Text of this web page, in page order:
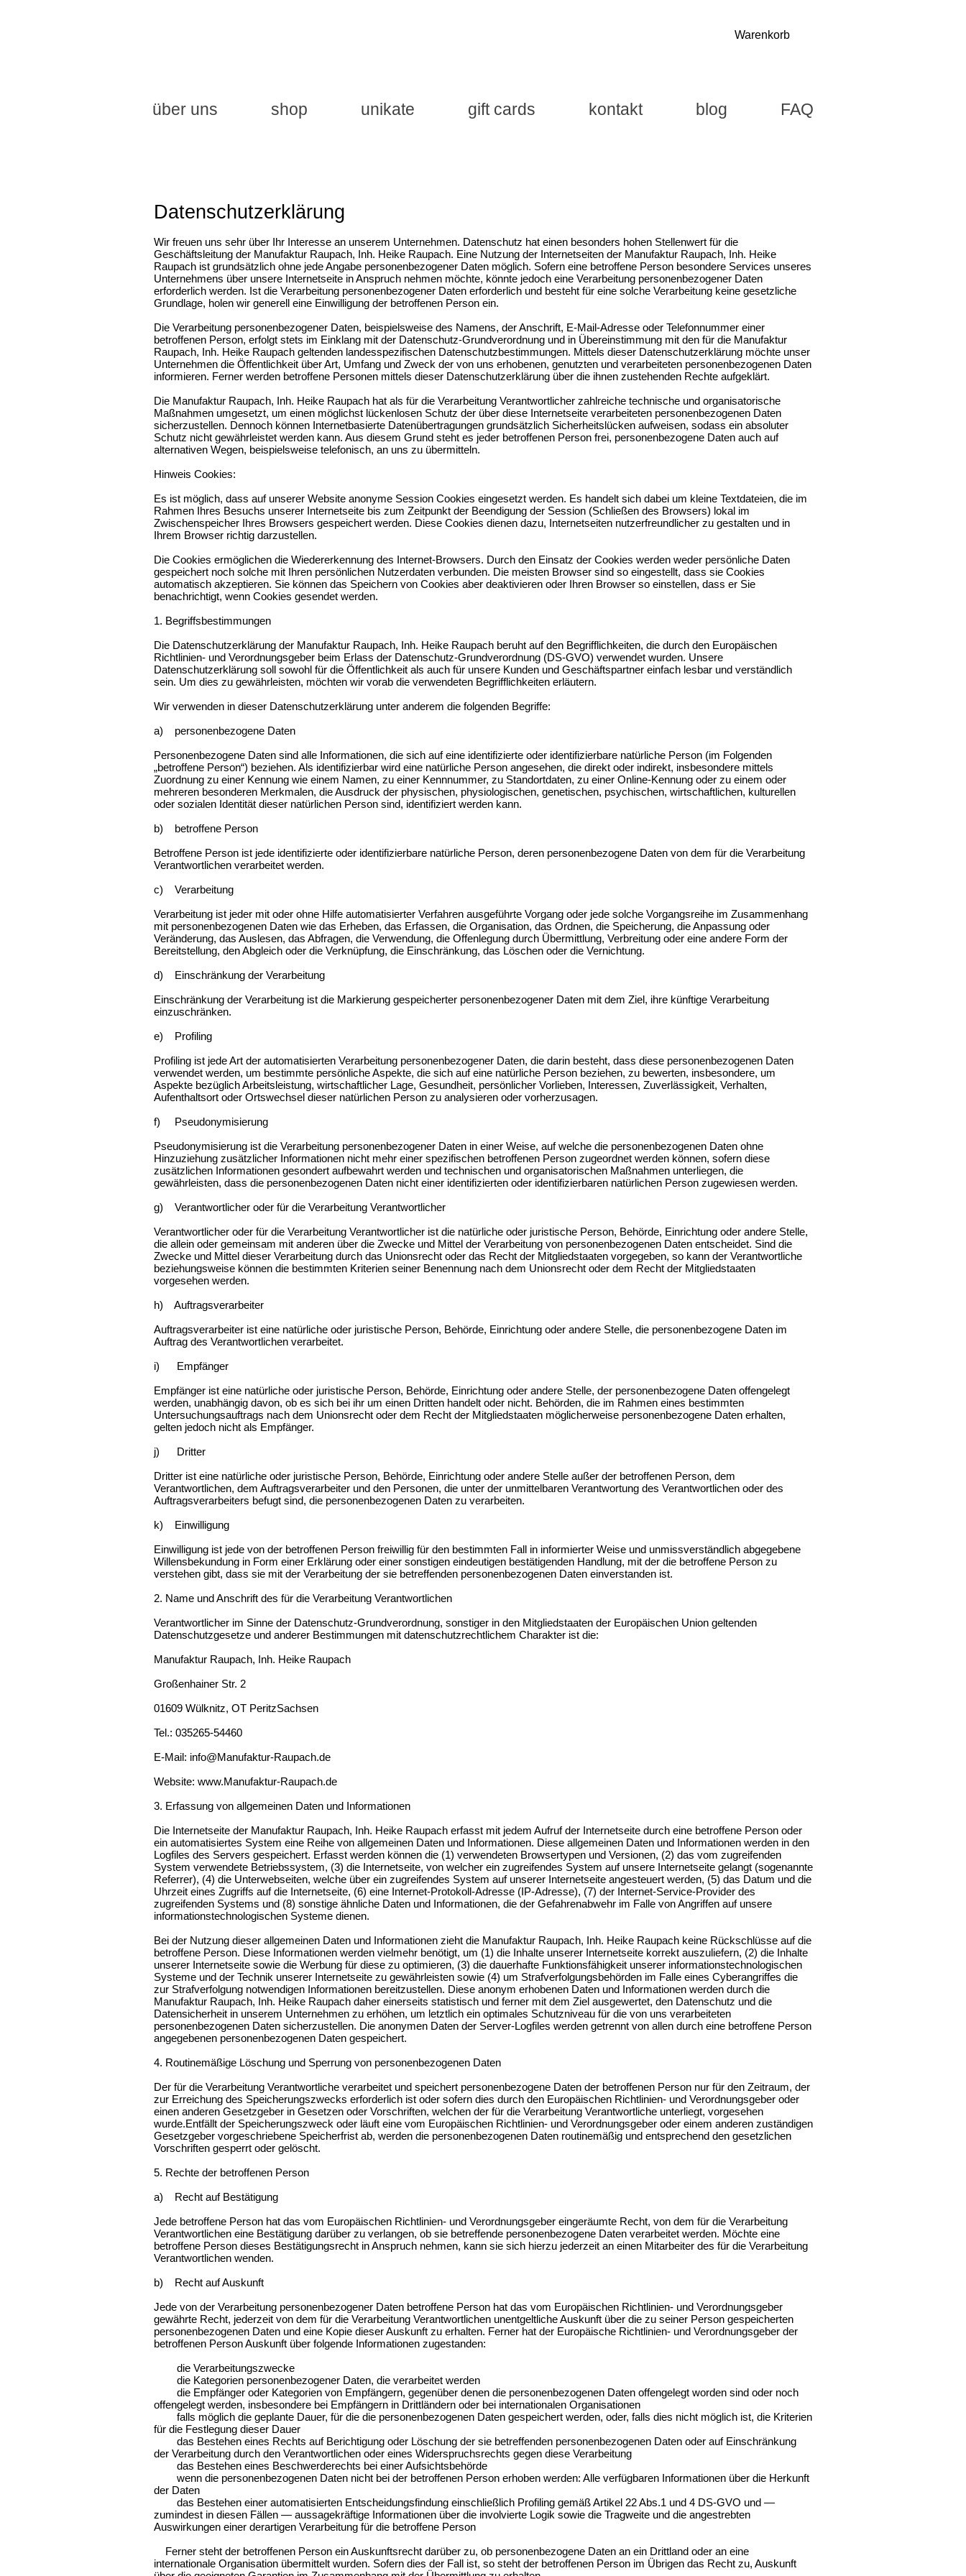
Warenkorb
über uns shop unikate gift cards kontakt blog FAQ
Datenschutzerklärung
Wir freuen uns sehr über Ihr Interesse an unserem Unternehmen. Datenschutz hat einen besonders hohen Stellenwert für die
Geschäftsleitung der Manufaktur Raupach, Inh. Heike Raupach. Eine Nutzung der Internetseiten der Manufaktur Raupach, Inh. Heike
Raupach ist grundsätzlich ohne jede Angabe personenbezogener Daten möglich. Sofern eine betroffene Person besondere Services unseres
Unternehmens über unsere Internetseite in Anspruch nehmen möchte, könnte jedoch eine Verarbeitung personenbezogener Daten
erforderlich werden. Ist die Verarbeitung personenbezogener Daten erforderlich und besteht für eine solche Verarbeitung keine gesetzliche
Grundlage, holen wir generell eine Einwilligung der betroffenen Person ein.
Die Verarbeitung personenbezogener Daten, beispielsweise des Namens, der Anschrift, E-Mail-Adresse oder Telefonnummer einer
betroffenen Person, erfolgt stets im Einklang mit der Datenschutz-Grundverordnung und in Übereinstimmung mit den für die Manufaktur
Raupach, Inh. Heike Raupach geltenden landesspezifischen Datenschutzbestimmungen. Mittels dieser Datenschutzerklärung möchte unser
Unternehmen die Öffentlichkeit über Art, Umfang und Zweck der von uns erhobenen, genutzten und verarbeiteten personenbezogenen Daten
informieren. Ferner werden betroffene Personen mittels dieser Datenschutzerklärung über die ihnen zustehenden Rechte aufgeklärt.
Die Manufaktur Raupach, Inh. Heike Raupach hat als für die Verarbeitung Verantwortlicher zahlreiche technische und organisatorische
Maßnahmen umgesetzt, um einen möglichst lückenlosen Schutz der über diese Internetseite verarbeiteten personenbezogenen Daten
sicherzustellen. Dennoch können Internetbasierte Datenübertragungen grundsätzlich Sicherheitslücken aufweisen, sodass ein absoluter
Schutz nicht gewährleistet werden kann. Aus diesem Grund steht es jeder betroffenen Person frei, personenbezogene Daten auch auf
alternativen Wegen, beispielsweise telefonisch, an uns zu übermitteln.
Hinweis Cookies:
Es ist möglich, dass auf unserer Website anonyme Session Cookies eingesetzt werden. Es handelt sich dabei um kleine Textdateien, die im
Rahmen Ihres Besuchs unserer Internetseite bis zum Zeitpunkt der Beendigung der Session (Schließen des Browsers) lokal im
Zwischenspeicher Ihres Browsers gespeichert werden. Diese Cookies dienen dazu, Internetseiten nutzerfreundlicher zu gestalten und in
Ihrem Browser richtig darzustellen.
Die Cookies ermöglichen die Wiedererkennung des Internet-Browsers. Durch den Einsatz der Cookies werden weder persönliche Daten
gespeichert noch solche mit Ihren persönlichen Nutzerdaten verbunden. Die meisten Browser sind so eingestellt, dass sie Cookies
automatisch akzeptieren. Sie können das Speichern von Cookies aber deaktivieren oder Ihren Browser so einstellen, dass er Sie
benachrichtigt, wenn Cookies gesendet werden.
1. Begriffsbestimmungen
Die Datenschutzerklärung der Manufaktur Raupach, Inh. Heike Raupach beruht auf den Begrifflichkeiten, die durch den Europäischen
Richtlinien- und Verordnungsgeber beim Erlass der Datenschutz-Grundverordnung (DS-GVO) verwendet wurden. Unsere
Datenschutzerklärung soll sowohl für die Öffentlichkeit als auch für unsere Kunden und Geschäftspartner einfach lesbar und verständlich
sein. Um dies zu gewährleisten, möchten wir vorab die verwendeten Begrifflichkeiten erläutern.
Wir verwenden in dieser Datenschutzerklärung unter anderem die folgenden Begriffe:
a) personenbezogene Daten
Personenbezogene Daten sind alle Informationen, die sich auf eine identifizierte oder identifizierbare natürliche Person (im Folgenden
„betroffene Person“) beziehen. Als identifizierbar wird eine natürliche Person angesehen, die direkt oder indirekt, insbesondere mittels
Zuordnung zu einer Kennung wie einem Namen, zu einer Kennnummer, zu Standortdaten, zu einer Online-Kennung oder zu einem oder
mehreren besonderen Merkmalen, die Ausdruck der physischen, physiologischen, genetischen, psychischen, wirtschaftlichen, kulturellen
oder sozialen Identität dieser natürlichen Person sind, identifiziert werden kann.
b) betroffene Person
Betroffene Person ist jede identifizierte oder identifizierbare natürliche Person, deren personenbezogene Daten von dem für die Verarbeitung
Verantwortlichen verarbeitet werden.
c) Verarbeitung
Verarbeitung ist jeder mit oder ohne Hilfe automatisierter Verfahren ausgeführte Vorgang oder jede solche Vorgangsreihe im Zusammenhang
mit personenbezogenen Daten wie das Erheben, das Erfassen, die Organisation, das Ordnen, die Speicherung, die Anpassung oder
Veränderung, das Auslesen, das Abfragen, die Verwendung, die Offenlegung durch Übermittlung, Verbreitung oder eine andere Form der
Bereitstellung, den Abgleich oder die Verknüpfung, die Einschränkung, das Löschen oder die Vernichtung.
d) Einschränkung der Verarbeitung
Einschränkung der Verarbeitung ist die Markierung gespeicherter personenbezogener Daten mit dem Ziel, ihre künftige Verarbeitung
einzuschränken.
e) Profiling
Profiling ist jede Art der automatisierten Verarbeitung personenbezogener Daten, die darin besteht, dass diese personenbezogenen Daten
verwendet werden, um bestimmte persönliche Aspekte, die sich auf eine natürliche Person beziehen, zu bewerten, insbesondere, um
Aspekte bezüglich Arbeitsleistung, wirtschaftlicher Lage, Gesundheit, persönlicher Vorlieben, Interessen, Zuverlässigkeit, Verhalten,
Aufenthaltsort oder Ortswechsel dieser natürlichen Person zu analysieren oder vorherzusagen.
f) Pseudonymisierung
Pseudonymisierung ist die Verarbeitung personenbezogener Daten in einer Weise, auf welche die personenbezogenen Daten ohne
Hinzuziehung zusätzlicher Informationen nicht mehr einer spezifischen betroffenen Person zugeordnet werden können, sofern diese
zusätzlichen Informationen gesondert aufbewahrt werden und technischen und organisatorischen Maßnahmen unterliegen, die
gewährleisten, dass die personenbezogenen Daten nicht einer identifizierten oder identifizierbaren natürlichen Person zugewiesen werden.
g) Verantwortlicher oder für die Verarbeitung Verantwortlicher
Verantwortlicher oder für die Verarbeitung Verantwortlicher ist die natürliche oder juristische Person, Behörde, Einrichtung oder andere Stelle,
die allein oder gemeinsam mit anderen über die Zwecke und Mittel der Verarbeitung von personenbezogenen Daten entscheidet. Sind die
Zwecke und Mittel dieser Verarbeitung durch das Unionsrecht oder das Recht der Mitgliedstaaten vorgegeben, so kann der Verantwortliche
beziehungsweise können die bestimmten Kriterien seiner Benennung nach dem Unionsrecht oder dem Recht der Mitgliedstaaten
vorgesehen werden.
h) Auftragsverarbeiter
Auftragsverarbeiter ist eine natürliche oder juristische Person, Behörde, Einrichtung oder andere Stelle, die personenbezogene Daten im
Auftrag des Verantwortlichen verarbeitet.
i) Empfänger
Empfänger ist eine natürliche oder juristische Person, Behörde, Einrichtung oder andere Stelle, der personenbezogene Daten offengelegt
werden, unabhängig davon, ob es sich bei ihr um einen Dritten handelt oder nicht. Behörden, die im Rahmen eines bestimmten
Untersuchungsauftrags nach dem Unionsrecht oder dem Recht der Mitgliedstaaten möglicherweise personenbezogene Daten erhalten,
gelten jedoch nicht als Empfänger.
j) Dritter
Dritter ist eine natürliche oder juristische Person, Behörde, Einrichtung oder andere Stelle außer der betroffenen Person, dem
Verantwortlichen, dem Auftragsverarbeiter und den Personen, die unter der unmittelbaren Verantwortung des Verantwortlichen oder des
Auftragsverarbeiters befugt sind, die personenbezogenen Daten zu verarbeiten.
k) Einwilligung
Einwilligung ist jede von der betroffenen Person freiwillig für den bestimmten Fall in informierter Weise und unmissverständlich abgegebene
Willensbekundung in Form einer Erklärung oder einer sonstigen eindeutigen bestätigenden Handlung, mit der die betroffene Person zu
verstehen gibt, dass sie mit der Verarbeitung der sie betreffenden personenbezogenen Daten einverstanden ist.
2. Name und Anschrift des für die Verarbeitung Verantwortlichen
Verantwortlicher im Sinne der Datenschutz-Grundverordnung, sonstiger in den Mitgliedstaaten der Europäischen Union geltenden
Datenschutzgesetze und anderer Bestimmungen mit datenschutzrechtlichem Charakter ist die:
Manufaktur Raupach, Inh. Heike Raupach
Großenhainer Str. 2
01609 Wülknitz, OT PeritzSachsen
Tel.: 035265-54460
E-Mail: info@Manufaktur-Raupach.de
Website: www.Manufaktur-Raupach.de
3. Erfassung von allgemeinen Daten und Informationen
Die Internetseite der Manufaktur Raupach, Inh. Heike Raupach erfasst mit jedem Aufruf der Internetseite durch eine betroffene Person oder
ein automatisiertes System eine Reihe von allgemeinen Daten und Informationen. Diese allgemeinen Daten und Informationen werden in den
Logfiles des Servers gespeichert. Erfasst werden können die (1) verwendeten Browsertypen und Versionen, (2) das vom zugreifenden
System verwendete Betriebssystem, (3) die Internetseite, von welcher ein zugreifendes System auf unsere Internetseite gelangt (sogenannte
Referrer), (4) die Unterwebseiten, welche über ein zugreifendes System auf unserer Internetseite angesteuert werden, (5) das Datum und die
Uhrzeit eines Zugriffs auf die Internetseite, (6) eine Internet-Protokoll-Adresse (IP-Adresse), (7) der Internet-Service-Provider des
zugreifenden Systems und (8) sonstige ähnliche Daten und Informationen, die der Gefahrenabwehr im Falle von Angriffen auf unsere
informationstechnologischen Systeme dienen.
Bei der Nutzung dieser allgemeinen Daten und Informationen zieht die Manufaktur Raupach, Inh. Heike Raupach keine Rückschlüsse auf die
betroffene Person. Diese Informationen werden vielmehr benötigt, um (1) die Inhalte unserer Internetseite korrekt auszuliefern, (2) die Inhalte
unserer Internetseite sowie die Werbung für diese zu optimieren, (3) die dauerhafte Funktionsfähigkeit unserer informationstechnologischen
Systeme und der Technik unserer Internetseite zu gewährleisten sowie (4) um Strafverfolgungsbehörden im Falle eines Cyberangriffes die
zur Strafverfolgung notwendigen Informationen bereitzustellen. Diese anonym erhobenen Daten und Informationen werden durch die
Manufaktur Raupach, Inh. Heike Raupach daher einerseits statistisch und ferner mit dem Ziel ausgewertet, den Datenschutz und die
Datensicherheit in unserem Unternehmen zu erhöhen, um letztlich ein optimales Schutzniveau für die von uns verarbeiteten
personenbezogenen Daten sicherzustellen. Die anonymen Daten der Server-Logfiles werden getrennt von allen durch eine betroffene Person
angegebenen personenbezogenen Daten gespeichert.
4. Routinemäßige Löschung und Sperrung von personenbezogenen Daten
Der für die Verarbeitung Verantwortliche verarbeitet und speichert personenbezogene Daten der betroffenen Person nur für den Zeitraum, der
zur Erreichung des Speicherungszwecks erforderlich ist oder sofern dies durch den Europäischen Richtlinien- und Verordnungsgeber oder
einen anderen Gesetzgeber in Gesetzen oder Vorschriften, welchen der für die Verarbeitung Verantwortliche unterliegt, vorgesehen
wurde.Entfällt der Speicherungszweck oder läuft eine vom Europäischen Richtlinien- und Verordnungsgeber oder einem anderen zuständigen
Gesetzgeber vorgeschriebene Speicherfrist ab, werden die personenbezogenen Daten routinemäßig und entsprechend den gesetzlichen
Vorschriften gesperrt oder gelöscht.
5. Rechte der betroffenen Person
a) Recht auf Bestätigung
Jede betroffene Person hat das vom Europäischen Richtlinien- und Verordnungsgeber eingeräumte Recht, von dem für die Verarbeitung
Verantwortlichen eine Bestätigung darüber zu verlangen, ob sie betreffende personenbezogene Daten verarbeitet werden. Möchte eine
betroffene Person dieses Bestätigungsrecht in Anspruch nehmen, kann sie sich hierzu jederzeit an einen Mitarbeiter des für die Verarbeitung
Verantwortlichen wenden.
b) Recht auf Auskunft
Jede von der Verarbeitung personenbezogener Daten betroffene Person hat das vom Europäischen Richtlinien- und Verordnungsgeber
gewährte Recht, jederzeit von dem für die Verarbeitung Verantwortlichen unentgeltliche Auskunft über die zu seiner Person gespeicherten
personenbezogenen Daten und eine Kopie dieser Auskunft zu erhalten. Ferner hat der Europäische Richtlinien- und Verordnungsgeber der
betroffenen Person Auskunft über folgende Informationen zugestanden:
die Verarbeitungszwecke
die Kategorien personenbezogener Daten, die verarbeitet werden
die Empfänger oder Kategorien von Empfängern, gegenüber denen die personenbezogenen Daten offengelegt worden sind oder noch
offengelegt werden, insbesondere bei Empfängern in Drittländern oder bei internationalen Organisationen
falls möglich die geplante Dauer, für die die personenbezogenen Daten gespeichert werden, oder, falls dies nicht möglich ist, die Kriterien
für die Festlegung dieser Dauer
das Bestehen eines Rechts auf Berichtigung oder Löschung der sie betreffenden personenbezogenen Daten oder auf Einschränkung
der Verarbeitung durch den Verantwortlichen oder eines Widerspruchsrechts gegen diese Verarbeitung
das Bestehen eines Beschwerderechts bei einer Aufsichtsbehörde
wenn die personenbezogenen Daten nicht bei der betroffenen Person erhoben werden: Alle verfügbaren Informationen über die Herkunft
der Daten
das Bestehen einer automatisierten Entscheidungsfindung einschließlich Profiling gemäß Artikel 22 Abs.1 und 4 DS-GVO und —
zumindest in diesen Fällen — aussagekräftige Informationen über die involvierte Logik sowie die Tragweite und die angestrebten
Auswirkungen einer derartigen Verarbeitung für die betroffene Person
Ferner steht der betroffenen Person ein Auskunftsrecht darüber zu, ob personenbezogene Daten an ein Drittland oder an eine
internationale Organisation übermittelt wurden. Sofern dies der Fall ist, so steht der betroffenen Person im Übrigen das Recht zu, Auskunft